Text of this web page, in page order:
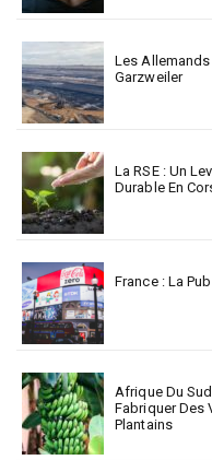
Les Allemands
Garzweiler
La RSE : Un
Durable En
France : La
Afrique Du
Fabriquer Des
Plantains